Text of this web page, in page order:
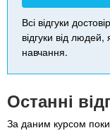
Всі відгуки
відгуки від
навчання.
Останні
За даним курсом поки